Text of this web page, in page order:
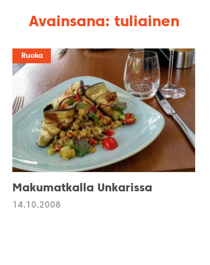
Avainsana: tuliainen
Ruoka
Makumatkalla Unkarissa
14.10.2008